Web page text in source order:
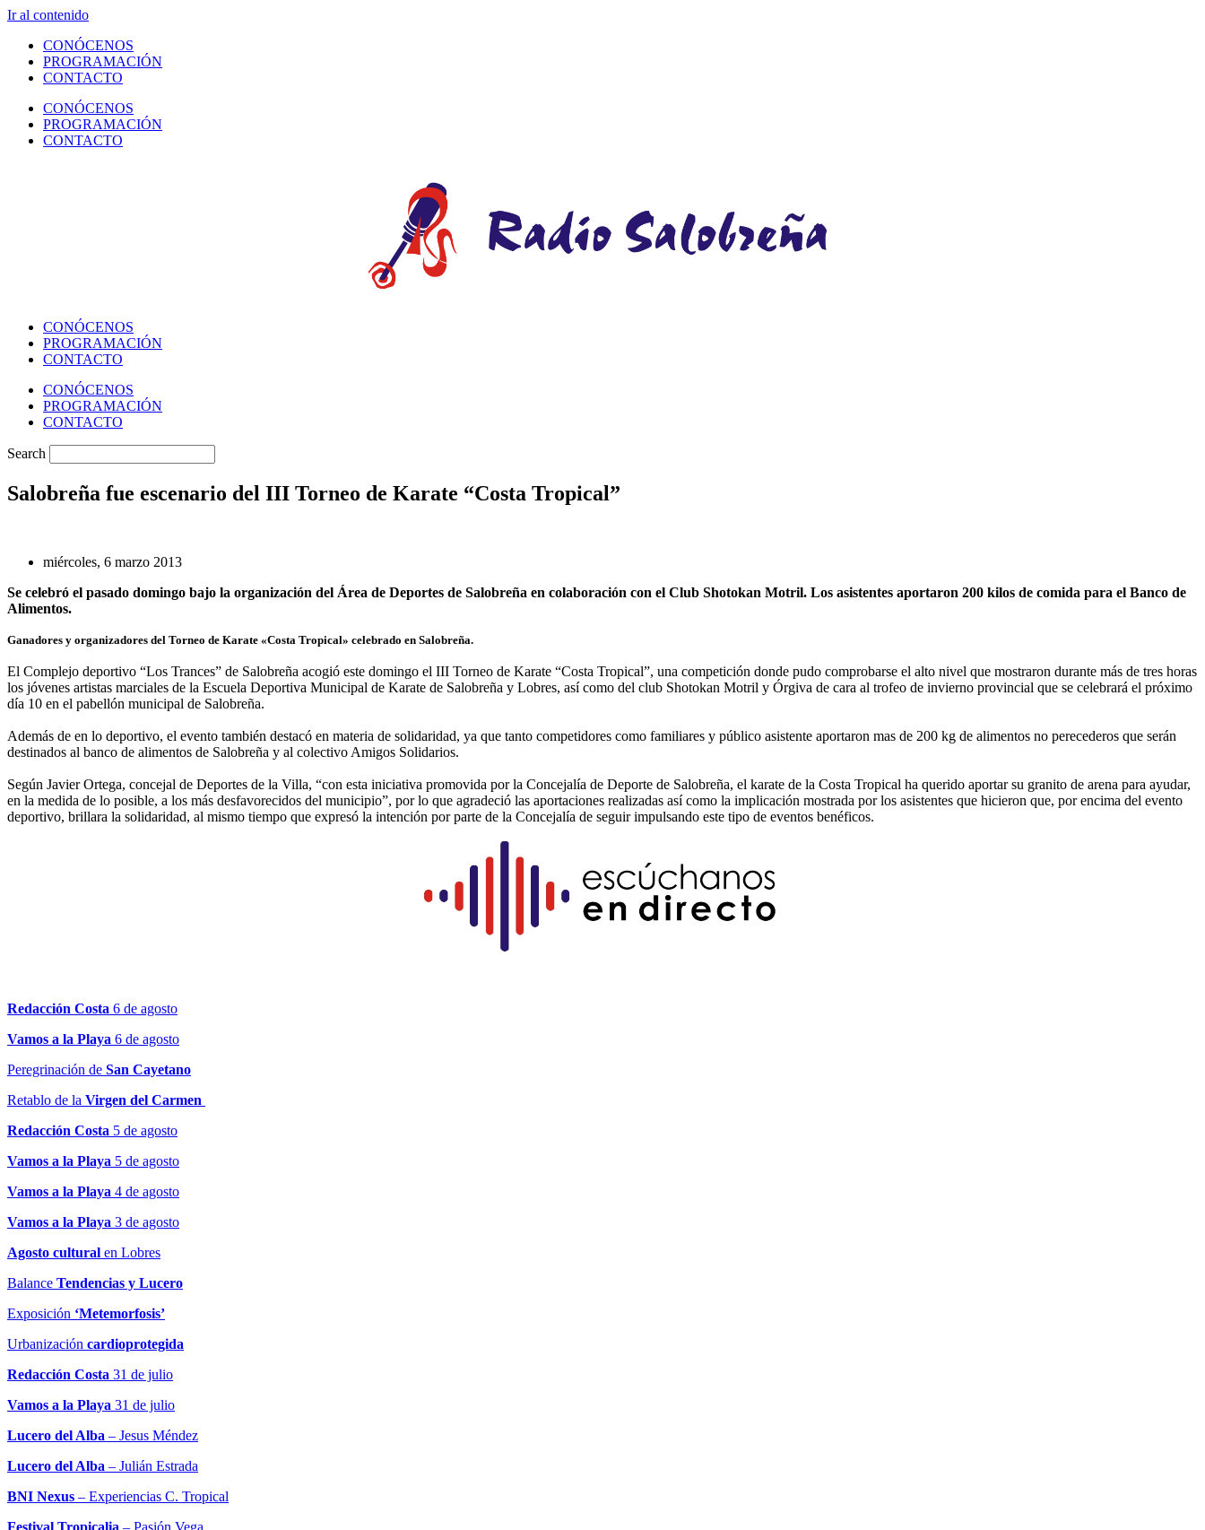
Ir al contenido
CONÓCENOS
PROGRAMACIÓN
CONTACTO
CONÓCENOS
PROGRAMACIÓN
CONTACTO
CONÓCENOS
PROGRAMACIÓN
CONTACTO
CONÓCENOS
PROGRAMACIÓN
CONTACTO
Search
Salobreña fue escenario del III Torneo de Karate “Costa Tropical”
miércoles, 6 marzo 2013
Se celebró el pasado domingo bajo la organización del Área de Deportes de Salobreña en colaboración con el Club Shotokan Motril. Los asistentes aportaron 200 kilos de comida para el Banco de
Alimentos.
Ganadores y organizadores del Torneo de Karate «Costa Tropical» celebrado en Salobreña.
El Complejo deportivo “Los Trances” de Salobreña acogió este domingo el III Torneo de Karate “Costa Tropical”, una competición donde pudo comprobarse el alto nivel que mostraron durante más de tres horas
los jóvenes artistas marciales de la Escuela Deportiva Municipal de Karate de Salobreña y Lobres, así como del club Shotokan Motril y Órgiva de cara al trofeo de invierno provincial que se celebrará el próximo
día 10 en el pabellón municipal de Salobreña.
Además de en lo deportivo, el evento también destacó en materia de solidaridad, ya que tanto competidores como familiares y público asistente aportaron mas de 200 kg de alimentos no perecederos que serán
destinados al banco de alimentos de Salobreña y al colectivo Amigos Solidarios.
Según Javier Ortega, concejal de Deportes de la Villa, “con esta iniciativa promovida por la Concejalía de Deporte de Salobreña, el karate de la Costa Tropical ha querido aportar su granito de arena para ayudar,
en la medida de lo posible, a los más desfavorecidos del municipio”, por lo que agradeció las aportaciones realizadas así como la implicación mostrada por los asistentes que hicieron que, por encima del evento
deportivo, brillara la solidaridad, al mismo tiempo que expresó la intención por parte de la Concejalía de seguir impulsando este tipo de eventos benéficos.
Redacción Costa 6 de agosto
Vamos a la Playa 6 de agosto
Peregrinación de San Cayetano
Retablo de la Virgen del Carmen
Redacción Costa 5 de agosto
Vamos a la Playa 5 de agosto
Vamos a la Playa 4 de agosto
Vamos a la Playa 3 de agosto
Agosto cultural en Lobres
Balance Tendencias y Lucero
Exposición ‘Metemorfosis’
Urbanización cardioprotegida
Redacción Costa 31 de julio
Vamos a la Playa 31 de julio
Lucero del Alba – Jesus Méndez
Lucero del Alba – Julián Estrada
BNI Nexus – Experiencias C. Tropical
Festival Tropicalia – Pasión Vega